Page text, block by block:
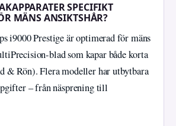
SPECIFIKT
MÄNS ANSIKTSHÅR?
i9000 Prestige är optimerad för mäns
blad som kapar både korta
& Rön). Flera modeller har utbytbara
– från näsprening till